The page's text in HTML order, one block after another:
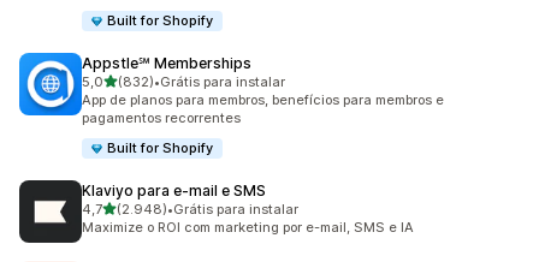
Built for Shopify
Appstle℠ Memberships
5,0de 5 estrelas
(832)
832 avaliações ao todo
•Grátis para instalar
App de planos para membros, benefícios para membros e
pagamentos recorrentes
Built for Shopify
Klaviyo para e‑mail e SMS
4,7de 5 estrelas
(2.948)
2948 avaliações ao todo
•Grátis para instalar
Maximize o ROI com marketing por e-mail, SMS e IA